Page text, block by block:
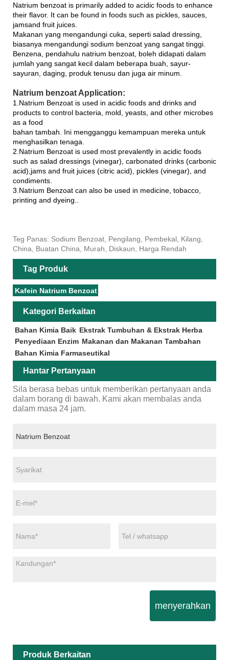
Natrium benzoat is primarily added to acidic foods to enhance
their flavor. It can be found in foods such as pickles, sauces,
jamsand fruit juices.
Makanan yang mengandungi cuka, seperti salad dressing,
biasanya mengandungi sodium benzoat yang sangat tinggi.
Benzena, pendahulu natrium benzoat, boleh didapati dalam
jumlah yang sangat kecil dalam beberapa buah, sayur-
sayuran, daging, produk tenusu dan juga air minum.
Natrium benzoat Application:
1.Natrium Benzoat is used in acidic foods and drinks and
products to control bacteria, mold, yeasts, and other microbes
as a food
bahan tambah. Ini mengganggu kemampuan mereka untuk
menghasilkan tenaga.
2.Natrium Benzoat is used most prevalently in acidic foods
such as salad dressings (vinegar), carbonated drinks (carbonic
acid),jams and fruit juices (citric acid), pickles (vinegar), and
condiments.
3.Natrium Benzoat can also be used in medicine, tobacco,
printing and dyeing..
Teg Panas: Sodium Benzoat, Pengilang, Pembekal, Kilang,
China, Buatan China, Murah, Diskaun, Harga Rendah
Tag Produk
Kafein Natrium Benzoat
Kategori Berkaitan
Bahan Kimia Baik Ekstrak Tumbuhan & Ekstrak Herba
Penyediaan Enzim Makanan dan Makanan Tambahan
Bahan Kimia Farmaseutikal
Hantar Pertanyaan
Sila berasa bebas untuk memberikan pertanyaan anda
dalam borang di bawah. Kami akan membalas anda
dalam masa 24 jam.
menyerahkan
Produk Berkaitan